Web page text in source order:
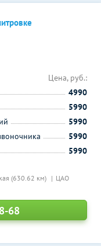
(630.62 км) ЦАО
Цена, руб.:
4990
5990
5990
5990
5990
68